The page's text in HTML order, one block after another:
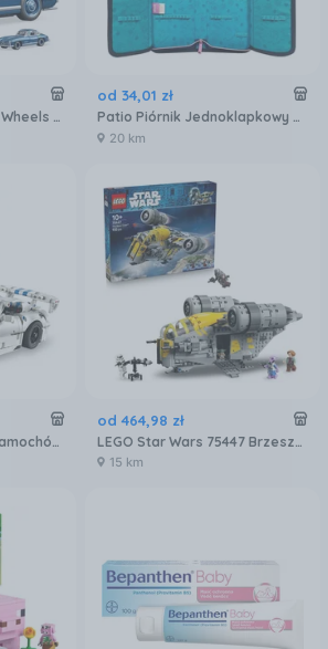
Mattel Brick Shop Hot Wheels Premium Series Mercedes-Benz 300 SL HWW25
od 34,01 zł
Patio Piórnik Jednoklapkowy Bez Wyposażenia Disney Core Clipper Stitch
20 km
LEGO Technic 42234 Samochód sportowy Dodge Viper GTS-R
od 464,98 zł
LEGO Star Wars 75447 Brzeszczot
15 km